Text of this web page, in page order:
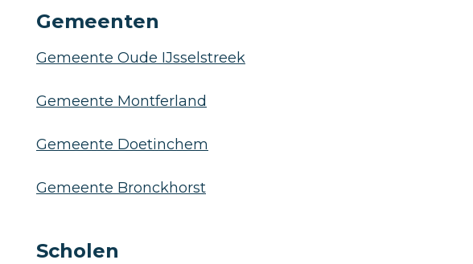
Gemeenten
Gemeente Oude IJsselstreek
Gemeente Montferland
Gemeente Doetinchem
Gemeente Bronckhorst
Scholen